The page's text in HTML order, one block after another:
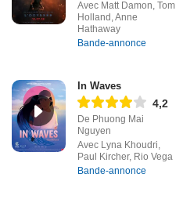
Avec Matt Damon, Tom
Holland, Anne
Hathaway
Bande-annonce
In Waves
4,2
De Phuong Mai
Nguyen
Avec Lyna Khoudri,
Paul Kircher, Rio Vega
Bande-annonce